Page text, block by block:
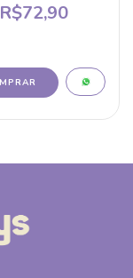
R$72,90